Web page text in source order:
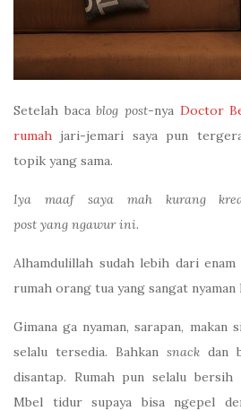
Setelah bacablog post-nya Doctor
rumah jari-jemari saya pun
topik yang sama.
Iya maaf saya mah kurang
post yang ngawur ini.
Alhamdulillah sudah lebih dari
rumah orang tua yang sangat
Gimana ga nyaman, sarapan, makan
selalu tersedia. Bahkan snack dan
disantap. Rumah pun selalu bersih
Mbel tidur supaya bisa ngepel